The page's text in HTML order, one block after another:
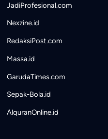
JadiProfesional.com
Nexzine.id
RedaksiPost.com
Massa.id
GarudaTimes.com
Sepak-Bola.id
AlquranOnline.id